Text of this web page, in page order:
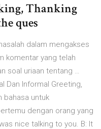
Thanking
ques
dalam mengakses
komentar yang telah
soal uriaan tentang …
Dan Informal Greeting,
bahasa untuk
dengan orang yang
nice talking to you. B: It